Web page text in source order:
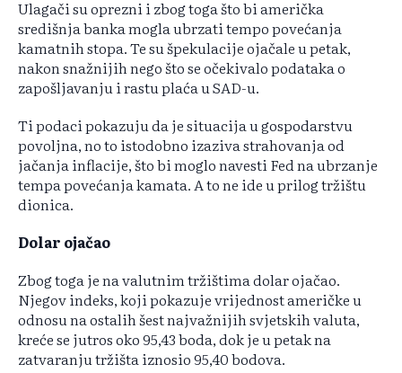
Ulagači su oprezni i zbog toga što bi američka
središnja banka mogla ubrzati tempo povećanja
kamatnih stopa. Te su špekulacije ojačale u petak,
nakon snažnijih nego što se očekivalo podataka o
zapošljavanju i rastu plaća u SAD-u.
Ti podaci pokazuju da je situacija u gospodarstvu
povoljna, no to istodobno izaziva strahovanja od
jačanja inflacije, što bi moglo navesti Fed na ubrzanje
tempa povećanja kamata. A to ne ide u prilog tržištu
dionica.
Dolar ojačao
Zbog toga je na valutnim tržištima dolar ojačao.
Njegov indeks, koji pokazuje vrijednost američke u
odnosu na ostalih šest najvažnijih svjetskih valuta,
kreće se jutros oko 95,43 boda, dok je u petak na
zatvaranju tržišta iznosio 95,40 bodova.